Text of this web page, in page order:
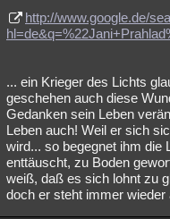
http://www.google.de/
... ein Krieger des Lichts
geschehen auch diese
Gedanken sein Leben
Leben auch! Weil er sich
wird... so begegnet ihm die
enttäuscht, zu Boden
weiß, daß es sich lohnt zu
doch er steht immer wieder